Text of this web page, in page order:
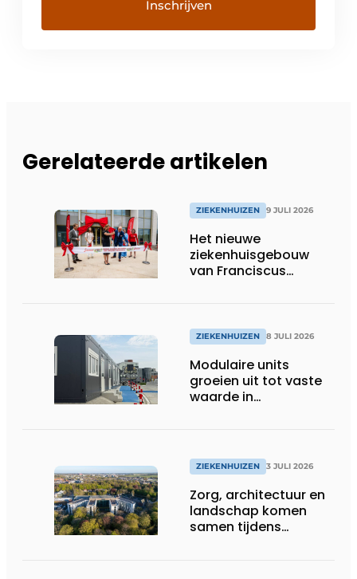
Gerelateerde artikelen
ZIEKENHUIZEN 9 JULI 2026
Het nieuwe
ziekenhuisgebouw
van Franciscus
ZIEKENHUIZEN 8 JULI 2026
Modulaire units
groeien uit tot vaste
waarde in
ZIEKENHUIZEN 3 JULI 2026
Zorg, architectuur en
landschap komen
samen tijdens